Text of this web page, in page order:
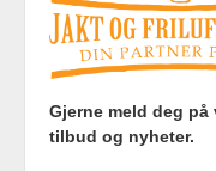
Frakt
Gjerne meld deg
tilbud og nyheter.